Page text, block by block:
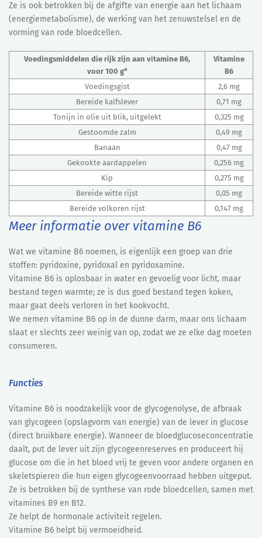
Ze is ook betrokken bij de afgifte van energie aan het lichaam
(energiemetabolisme), de werking van het zenuwstelsel en de
vorming van rode bloedcellen.
Voedingsmiddelen die rijk zijn aan vitamine B6,
voor 100 g*
Vitamine
B6
Voedingsgist
2,6 mg
Bereide kalfslever
0,71 mg
Tonijn in olie uit blik, uitgelekt
0,325 mg
Gestoomde zalm
0,49 mg
Banaan
0,47 mg
Gekookte aardappelen
0,256 mg
Kip
0,275 mg
Bereide witte rijst
0,05 mg
Bereide volkoren rijst
0,147 mg
Meer informatie over vitamine B6
Wat we vitamine B6 noemen, is eigenlijk een groep van drie
stoffen: pyridoxine, pyridoxal en pyridoxamine.
Vitamine B6 is oplosbaar in water en gevoelig voor licht, maar
bestand tegen warmte; ze is dus goed bestand tegen koken,
maar gaat deels verloren in het kookvocht.
We nemen vitamine B6 op in de dunne darm, maar ons lichaam
slaat er slechts zeer weinig van op, zodat we ze elke dag moeten
consumeren.
Functies
Vitamine B6 is noodzakelijk voor de glycogenolyse, de afbraak
van glycogeen (opslagvorm van energie) van de lever in glucose
(direct bruikbare energie). Wanneer de bloedglucoseconcentratie
daalt, put de lever uit zijn glycogeenreserves en produceert hij
glucose om die in het bloed vrij te geven voor andere organen en
skeletspieren die hun eigen glycogeenvoorraad hebben uitgeput.
Ze is betrokken bij de synthese van rode bloedcellen, samen met
vitamines B9 en B12.
Ze helpt de hormonale activiteit regelen.
Vitamine B6 helpt bij vermoeidheid.